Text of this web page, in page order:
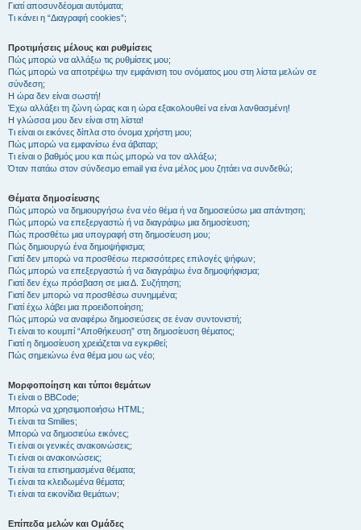
Γιατί αποσυνδέομαι αυτόματα;
Τι κάνει η “Διαγραφή cookies”;
Προτιμήσεις μέλους και ρυθμίσεις
Πώς μπορώ να αλλάξω τις ρυθμίσεις μου;
Πώς μπορώ να αποτρέψω την εμφάνιση του ονόματος μου στη λίστα μελών σε
σύνδεση;
Η ώρα δεν είναι σωστή!
Έχω αλλάξει τη ζώνη ώρας και η ώρα εξακολουθεί να είναι λανθασμένη!
Η γλώσσα μου δεν είναι στη λίστα!
Τι είναι οι εικόνες δίπλα στο όνομα χρήστη μου;
Πώς μπορώ να εμφανίσω ένα άβαταρ;
Τι είναι ο βαθμός μου και πώς μπορώ να τον αλλάξω;
Όταν πατάω στον σύνδεσμο email για ένα μέλος μου ζητάει να συνδεθώ;
Θέματα δημοσίευσης
Πώς μπορώ να δημιουργήσω ένα νέο θέμα ή να δημοσιεύσω μια απάντηση;
Πώς μπορώ να επεξεργαστώ ή να διαγράψω μια δημοσίευση;
Πώς προσθέτω μια υπογραφή στη δημοσίευση μου;
Πώς δημιουργώ ένα δημοψήφισμα;
Γιατί δεν μπορώ να προσθέσω περισσότερες επιλογές ψήφων;
Πώς μπορώ να επεξεργαστώ ή να διαγράψω ένα δημοψήφισμα;
Γιατί δεν έχω πρόσβαση σε μια Δ. Συζήτηση;
Γιατί δεν μπορώ να προσθέσω συνημμένα;
Γιατί έχω λάβει μια προειδοποίηση;
Πώς μπορώ να αναφέρω δημοσιεύσεις σε έναν συντονιστή;
Τι είναι το κουμπί “Αποθήκευση” στη δημοσίευση θέματος;
Γιατί η δημοσίευση χρειάζεται να εγκριθεί;
Πώς σημειώνω ένα θέμα μου ως νέο;
Μορφοποίηση και τύποι θεμάτων
Τι είναι ο BBCode;
Μπορώ να χρησιμοποιήσω HTML;
Τι είναι τα Smilies;
Μπορώ να δημοσιεύω εικόνες;
Τι είναι οι γενικές ανακοινώσεις;
Τι είναι οι ανακοινώσεις;
Τι είναι τα επισημασμένα θέματα;
Τι είναι τα κλειδωμένα θέματα;
Τι είναι τα εικονίδια θεμάτων;
Επίπεδα μελών και Ομάδες